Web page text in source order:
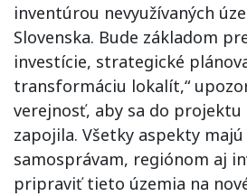
inventúrou nevyužívaných
Slovenska. Bude základom
investície, strategické
transformáciu lokalít,“
verejnosť, aby sa do
zapojila. Všetky aspekty
samosprávam, regiónom aj
pripraviť tieto územia na